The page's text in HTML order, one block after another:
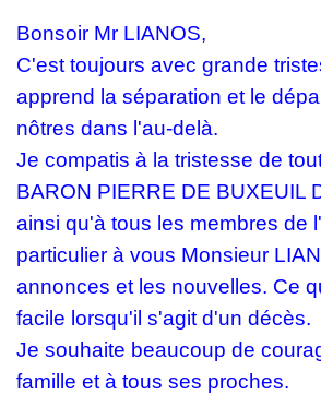
Bonsoir Mr LIANOS,
C'est toujours avec grande
apprend la séparation et le
nôtres dans l'au-delà.
Je compatis à la tristesse de
BARON PIERRE DE BUXEUIL
ainsi qu'à tous les membres de
particulier à vous Monsieur
annonces et les nouvelles. Ce
facile lorsqu'il s'agit d'un décès.
Je souhaite beaucoup de
famille et à tous ses proches.